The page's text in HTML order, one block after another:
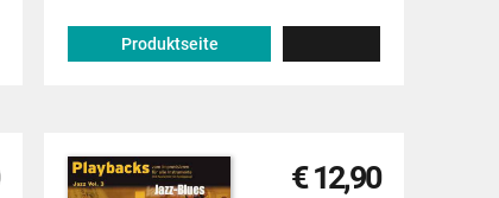
Produktseite
€ 12,90